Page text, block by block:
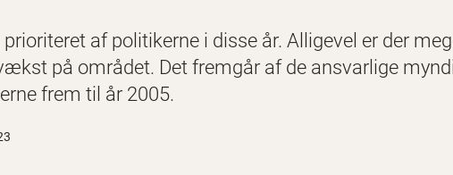
af politikerne i disse år. Alligevel er der
på området. Det fremgår af de ansvarlige
frem til år 2005.